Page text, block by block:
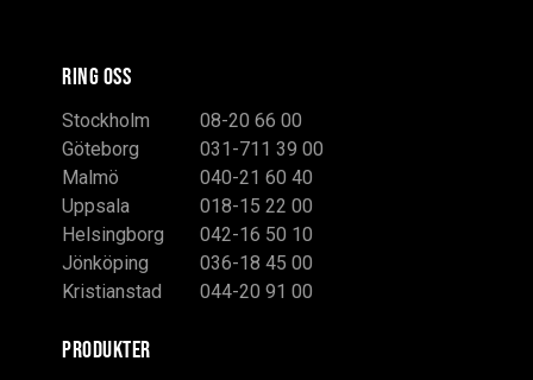
RING OSS
Stockholm
08-20 66 00
Göteborg
031-711 39 00
Malmö
040-21 60 40
Uppsala
018-15 22 00
Helsingborg
042-16 50 10
Jönköping
036-18 45 00
Kristianstad
044-20 91 00
PRODUKTER